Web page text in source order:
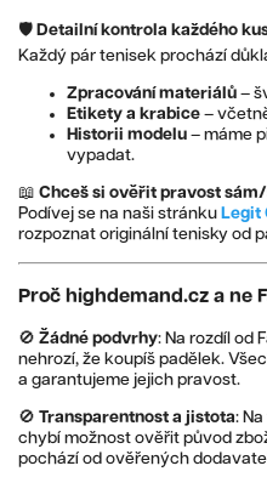
🛡️ Detailní kontrola každého
Každý pár tenisek prochází
Zpracování materiálů –
Etikety a krabice –
Historii modelu – máme
vypadat.
📖 Chceš si ověřit pravost
Podívej se na naši stránku Legit
rozpoznat originální tenisky od
Proč highdemand.cz a ne
🚫 Žádné podvrhy: Na rozdíl od
nehrozí, že koupíš padělek.
a garantujeme jejich pravost.
🚫 Transparentnost a jistota:
chybí možnost ověřit původ
pochází od ověřených